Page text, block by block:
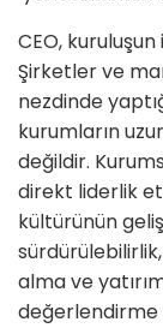
CEO,
Şirketler ve
nezdinde
kurumların
değildir.
direkt liderlik
kültürünün
alma ve
değerlendirme